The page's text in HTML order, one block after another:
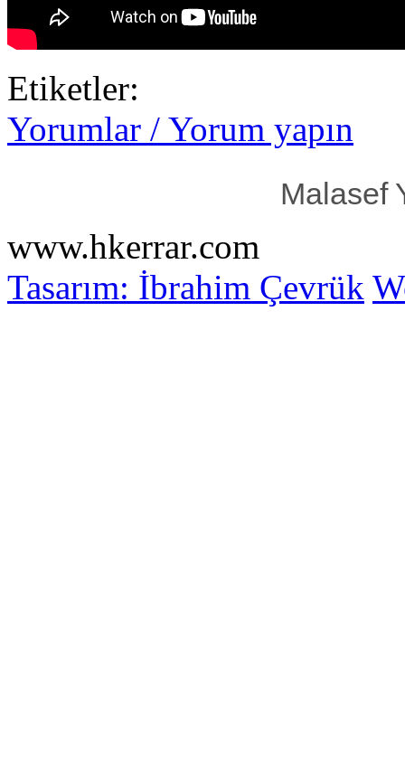
Etiketler:
Yorumlar / Yorum yapın
Malasef
www.hkerrar.com
Tasarım: İbrahim Çevrük